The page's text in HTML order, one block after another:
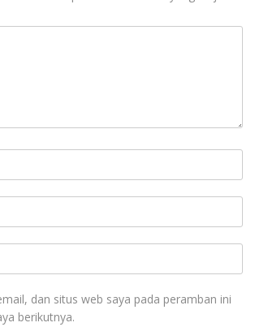
dan situs web saya pada peramban ini
berikutnya.